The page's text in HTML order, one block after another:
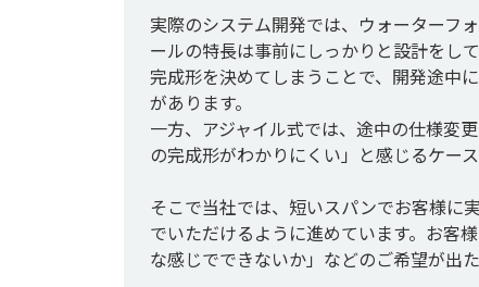
実際のシステム開発では、ウォーターフ
ールの特長は事前にしっかりと設計をし
完成形を決めてしまうことで、開発途中
があります。
一方、アジャイル式では、途中の仕様変
の完成形がわかりにくい」と感じるケース
そこで当社では、短いスパンでお客様に
でいただけるように進めています。お客